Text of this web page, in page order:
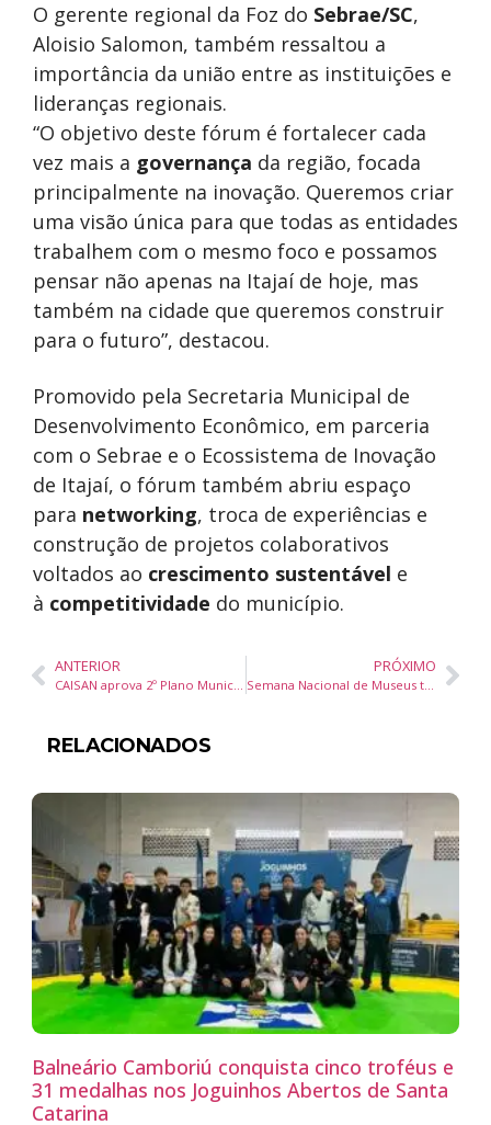
O gerente regional da Foz do Sebrae/SC,
Aloisio Salomon, também ressaltou a
importância da união entre as instituições e
lideranças regionais.
“O objetivo deste fórum é fortalecer cada
vez mais a governança da região, focada
principalmente na inovação. Queremos criar
uma visão única para que todas as entidades
trabalhem com o mesmo foco e possamos
pensar não apenas na Itajaí de hoje, mas
também na cidade que queremos construir
para o futuro”, destacou.
Promovido pela Secretaria Municipal de
Desenvolvimento Econômico, em parceria
com o Sebrae e o Ecossistema de Inovação
de Itajaí, o fórum também abriu espaço
para networking, troca de experiências e
construção de projetos colaborativos
voltados ao crescimento sustentável e
à competitividade do município.
ANTERIOR
CAISAN aprova 2º Plano Municipal de Segurança Alimentar e Nutricional de Itajaí com vigência até 2029
PRÓXIMO
Semana Nacional de Museus terá palestra e ação educativa gratuita em Itajaí
RELACIONADOS
Balneário Camboriú conquista cinco troféus e
31 medalhas nos Joguinhos Abertos de Santa
Catarina